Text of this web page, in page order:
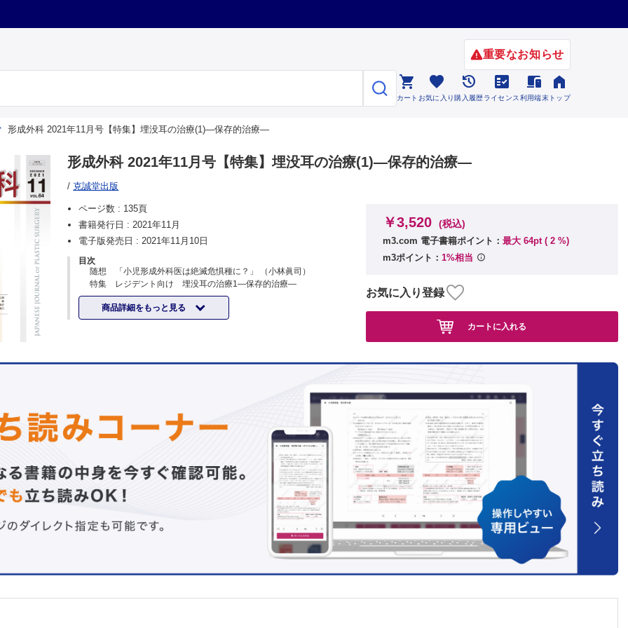
重要なお知らせ

カート

お気に入り

購入履歴

ライセンス

利用端末

トップ
形成外科 2021年11月号【特集】埋没耳の治療(1)―保存的治療―
形成外科 2021年11月号【特集】埋没耳の治療(1)―保存的治療―
/克誠堂出版
ページ数 : 135頁
書籍発行日 :2021年11月
電子版発売日 :2021年11月10日
目次
随想 「小児形成外科医は絶滅危惧種に？」 （小林眞司）
特集 レジデント向け 埋没耳の治療1―保存的治療―
企画にあたって （清川兼輔）
埋没耳の保存的治療の歴史・現状 （杠 俊介）
ワイヤーやクリップを用いる方法（1）―市販のビニールコーティ
既存の製品を利用する方法（1）―熱可塑性樹脂を用いる方法―
既存の製品を利用する方法（2）―デュオアクティブ(R)CGF を用
いる方法― （塗 隆志ほか）
既存の製品を利用する方法（3）―イヤーパティを用いる方法―
症例ごとに独自の装具を作製する方法（1）―耳介の石膏模型をも
とに作製した歯科用シリコーンを用いる方法― （石川早紀ほか）
症例ごとに独自の装具を作製する方法（2）―義歯床用歯科材料を
用いたシリコーン製装具の工夫― （陶山淑子ほか）
症例ごとに独自の装具を作製する方法（3）―装具会社によるオー
ダーメイドの装具を用いる方法― （森山 壮ほか）
コラム：編集委員長コラム［第27回］ （細川 亙）
No.31 （前川二郎）
手術道!? （赤澤 聡）
商品詳細をもっと見る
￥3,520 (税込)
m3.com 電子書籍ポイント： 最大 64pt ( 2 %)
m3ポイント： 1%相当
お気に入り登録
カートに入れる